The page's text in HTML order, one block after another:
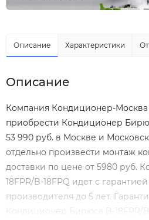
Описание Характеристики
Описание
Компания Кондиционер-Москва
приобрести Кондиционер
53 990 руб. в Москве и
отдельно произвести монтаж
доставки по цене от 5980 руб.
18FPR/B-18FPQ идет с
производителя до 5 лет.
Кондиционер Бирюса B-18FPR/